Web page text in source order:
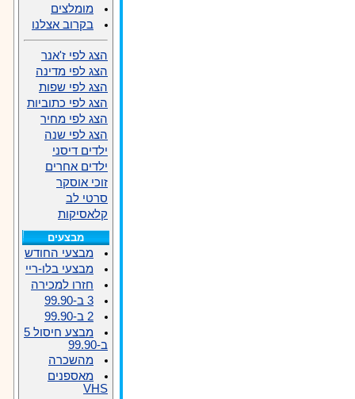
מומלצים
בקרוב אצלנו
הצג לפי ז'אנר
הצג לפי מדינה
הצג לפי שפות
הצג לפי כתוביות
הצג לפי מחיר
הצג לפי שנה
ילדים דיסני
ילדים אחרים
זוכי אוסקר
סרטי לב
קלאסיקות
מבצעים
מבצעי החודש
מבצעי בלו-ריי
חזרו למכירה
3 ב-99.90
2 ב-99.90
מבצע חיסול 5
ב-99.90
מהשכרה
מאספנים
VHS